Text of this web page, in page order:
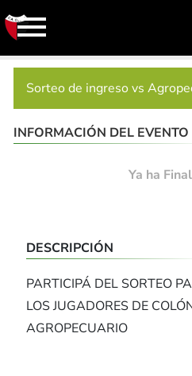
Sorteo de ingreso vs
INFORMACIÓN DEL EVENTO
Ya ha
DESCRIPCIÓN
PARTICIPÁ DEL SORTEO
LOS JUGADORES DE
AGROPECUARIO